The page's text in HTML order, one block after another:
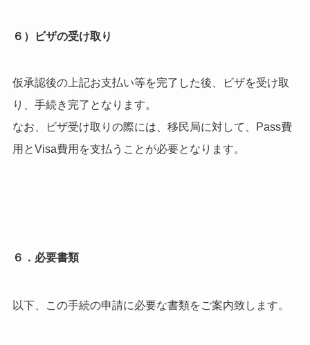
６）ビザの受け取り
仮承認後の上記お支払い等を完了した後、ビザを受け取
り、手続き完了となります。
なお、ビザ受け取りの際には、移民局に対して、Pass費
用とVisa費用を支払うことが必要となります。
６．必要書類
以下、この手続の申請に必要な書類をご案内致します。